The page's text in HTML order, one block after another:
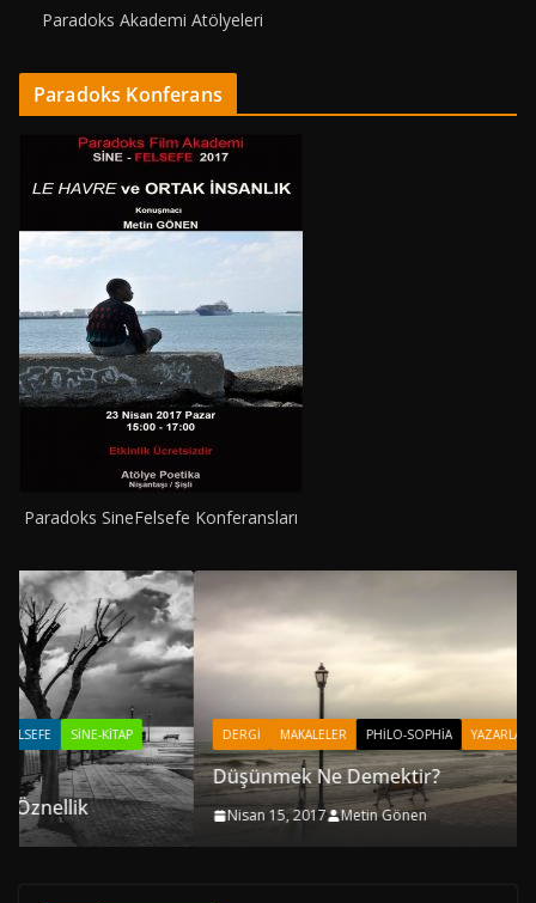
Paradoks Akademi Atölyeleri
Paradoks Konferans
Paradoks SineFelsefe Konferansları
DERGI MAKALELER PHILO-SOPHIA YAZARLAR
Düşünmek Ne Demektir?
Nisan 15, 2017 Metin Gönen